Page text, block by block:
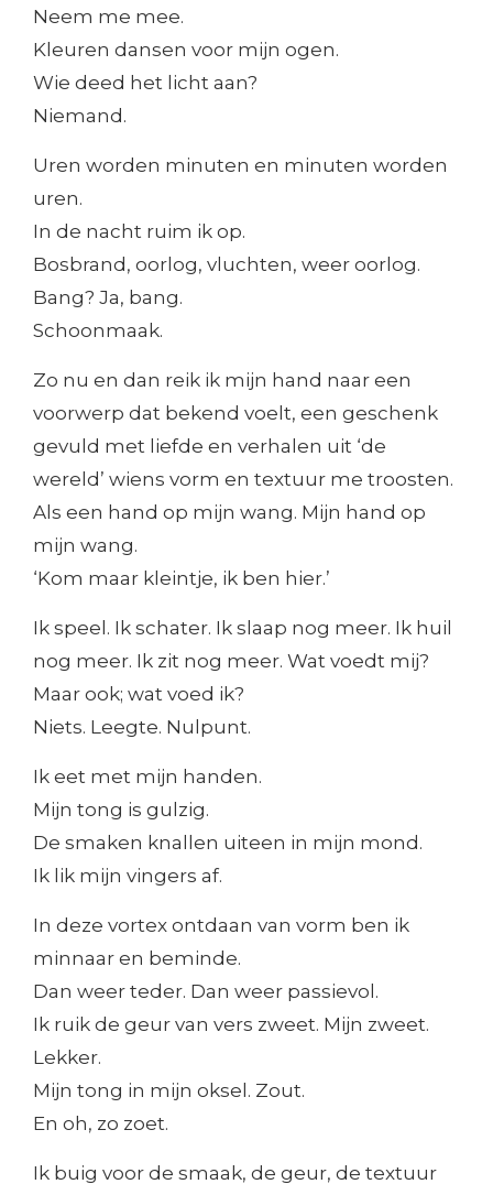
Neem me mee.
Kleuren dansen voor mijn ogen.
Wie deed het licht aan?
Niemand.
Uren worden minuten en minuten worden
uren.
In de nacht ruim ik op.
Bosbrand, oorlog, vluchten, weer oorlog.
Bang? Ja, bang.
Schoonmaak.
Zo nu en dan reik ik mijn hand naar een
voorwerp dat bekend voelt, een geschenk
gevuld met liefde en verhalen uit ‘de
wereld’ wiens vorm en textuur me troosten.
Als een hand op mijn wang. Mijn hand op
mijn wang.
‘Kom maar kleintje, ik ben hier.’
Ik speel. Ik schater. Ik slaap nog meer. Ik huil
nog meer. Ik zit nog meer. Wat voedt mij?
Maar ook; wat voed ik?
Niets. Leegte. Nulpunt.
Ik eet met mijn handen.
Mijn tong is gulzig.
De smaken knallen uiteen in mijn mond.
Ik lik mijn vingers af.
In deze vortex ontdaan van vorm ben ik
minnaar en beminde.
Dan weer teder. Dan weer passievol.
Ik ruik de geur van vers zweet. Mijn zweet.
Lekker.
Mijn tong in mijn oksel. Zout.
En oh, zo zoet.
Ik buig voor de smaak, de geur, de textuur